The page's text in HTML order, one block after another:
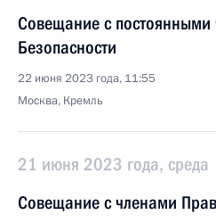
Совещание с постоянными
Безопасности
22 июня 2023 года, 11:55
Москва, Кремль
21 июня 2023 года, среда
Совещание с членами